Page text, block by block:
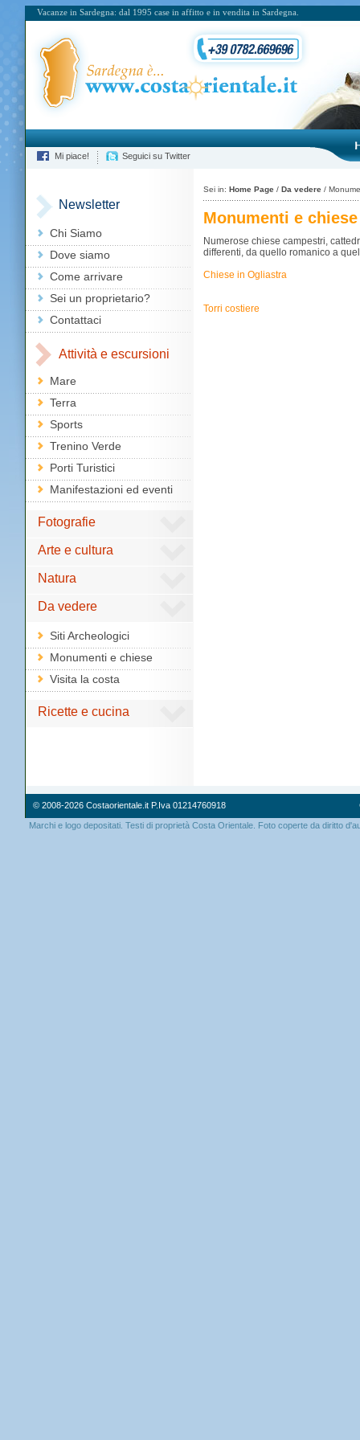
Vacanze in Sardegna: dal 1995 case in affitto e in vendita in Sardegna.
Mi piace! Seguici su Twitter
Newsletter
Chi Siamo
Dove siamo
Come arrivare
Sei un proprietario?
Contattaci
Attività e escursioni
Mare
Terra
Sports
Trenino Verde
Porti Turistici
Manifestazioni ed eventi
Fotografie
Arte e cultura
Natura
Da vedere
Siti Archeologici
Monumenti e chiese
Visita la costa
Ricette e cucina
Sei in: Home Page / Da vedere /
Monumenti e chiese
Numerose chiese campestri,
differenti, da quello romanico a
Chiese in Ogliastra
Torri costiere
© 2008-2026 Costaorientale.it P.Iva 01214760918
Marchi e logo depositati. Testi di proprietà Costa Orientale. Foto coperte da diritto